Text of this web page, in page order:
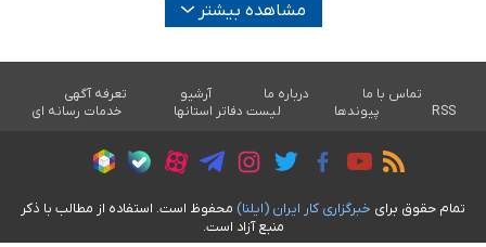
مشاهده بیشتر
تماس با ما درباره ما آرشیو
تعرفه آگهی
RSS
پیوندها لیست دفاتر استانها خدمات رسانه ای
تمام حقوق برای خبرگزاری کار ايران (ايلنا) محفوظ است. استفاده از مطالب با ذکر
منبع آزاد است.